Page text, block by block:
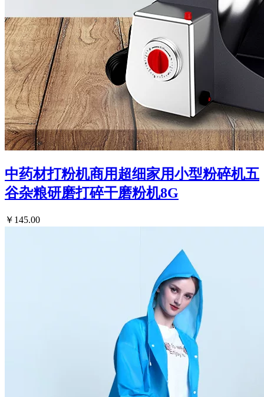
中药材打粉机商用超细家用小型粉碎机五
谷杂粮研磨打碎干磨粉机8G
￥145.00